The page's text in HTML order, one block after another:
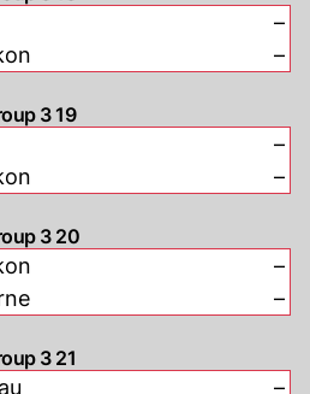
–
–
3 19
–
–
3 20
–
–
3 21
–